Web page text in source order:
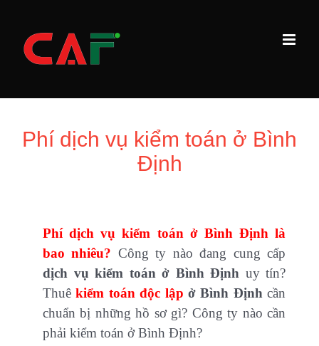
content
Phí dịch vụ kiểm toán ở Bình
Định
Phí dịch vụ kiểm toán ở Bình Định là
bao nhiêu? Công ty nào đang cung cấp
dịch vụ kiểm toán ở Bình Định uy tín?
Thuêkiểm toán độc lập ở Bình Địnhcần
chuẩn bị những hồ sơ gì? Công ty nào cần
phải kiểm toán ở Bình Định?